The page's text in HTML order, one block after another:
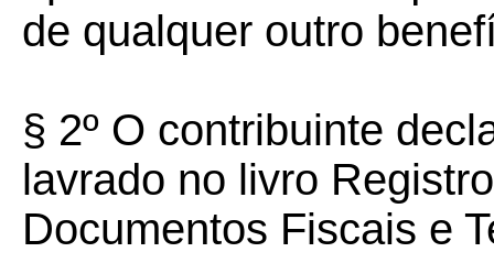
de qualquer outro
§ 2º O contribuinte
lavrado no livro
Documentos Fiscais e